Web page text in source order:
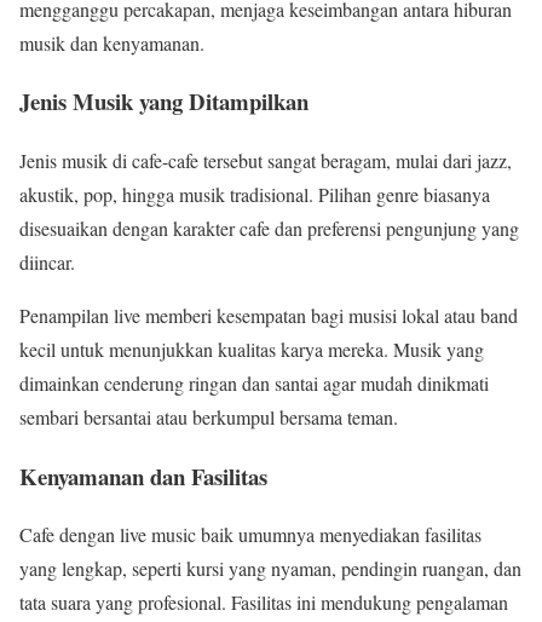
mengganggu percakapan, menjaga keseimbangan antara hiburan
musik dan kenyamanan.
Jenis Musik yang Ditampilkan
Jenis musik di cafe-cafe tersebut sangat beragam, mulai dari jazz,
akustik, pop, hingga musik tradisional. Pilihan genre biasanya
disesuaikan dengan karakter cafe dan preferensi pengunjung yang
diincar.
Penampilan live memberi kesempatan bagi musisi lokal atau band
kecil untuk menunjukkan kualitas karya mereka. Musik yang
dimainkan cenderung ringan dan santai agar mudah dinikmati
sembari bersantai atau berkumpul bersama teman.
Kenyamanan dan Fasilitas
Cafe dengan live music baik umumnya menyediakan fasilitas
yang lengkap, seperti kursi yang nyaman, pendingin ruangan, dan
tata suara yang profesional. Fasilitas ini mendukung pengalaman